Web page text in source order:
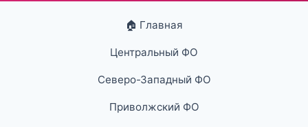
🏠 Главная
Центральный ФО
Северо-Западный ФО
Приволжский ФО